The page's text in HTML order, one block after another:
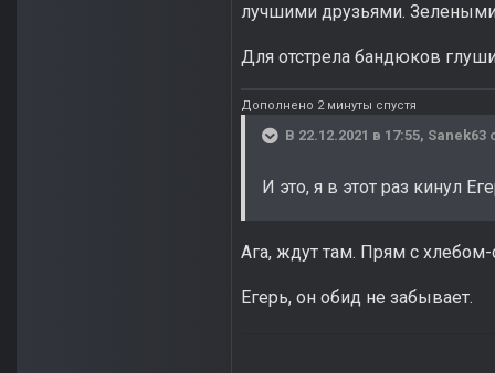
лучшими друзьями. Зелеными
Для отстрела бандюков
Дополнено 2 минуты спустя
В 22.12.2021 в 17:55, Sanek63
И это, я в этот раз кинул
Ага, ждут там. Прям с
Егерь, он обид не забывает.